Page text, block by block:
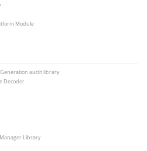
Module
audit library
Decoder
Library